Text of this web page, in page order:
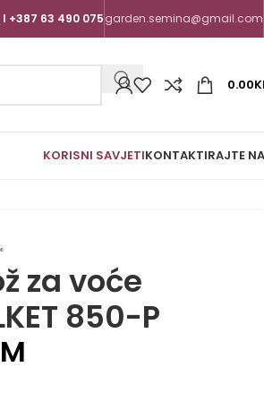
+387 63 490 075garden.semina@gmail.com
0.00
KORISNI SAVJETIKONTAKTIRAJTE
za voće
850-P